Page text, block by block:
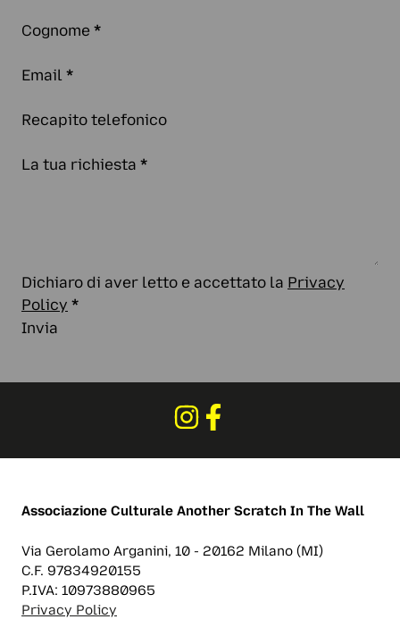
Cognome *
Email *
Recapito telefonico
La tua richiesta *
Dichiaro di aver letto e accettato la Privacy
Policy *
Invia
Associazione Culturale Another Scratch In The Wall
Via Gerolamo Arganini, 10 - 20162 Milano (MI)
C.F. 97834920155
P.IVA: 10973880965
Privacy Policy